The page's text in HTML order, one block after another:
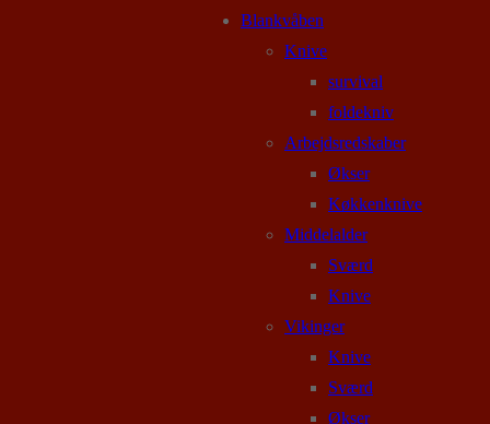
Blankvåben
Knive
survival
foldekniv
Arbejdsredskaber
Økser
Køkkenknive
Middelalder
Sværd
Knive
Vikinger
Knive
Sværd
Økser